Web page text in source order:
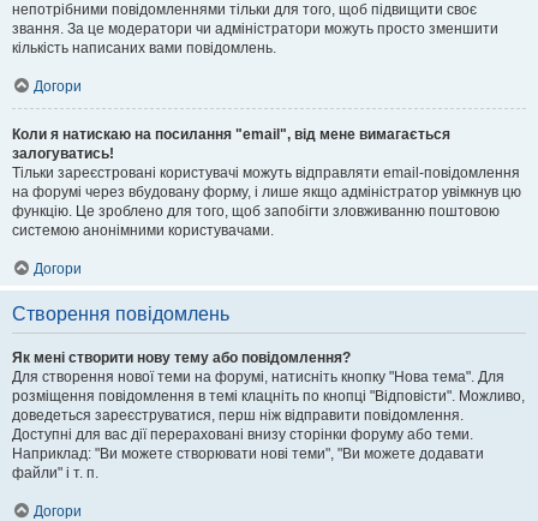
непотрібними повідомленнями тільки для того, щоб підвищити своє
звання. За це модератори чи адміністратори можуть просто зменшити
кількість написаних вами повідомлень.
Догори
Коли я натискаю на посилання "email", від мене вимагається
залогуватись!
Тільки зареєстровані користувачі можуть відправляти email-повідомлення
на форумі через вбудовану форму, і лише якщо адміністратор увімкнув цю
функцію. Це зроблено для того, щоб запобігти зловживанню поштовою
системою анонімними користувачами.
Догори
Створення повідомлень
Як мені створити нову тему або повідомлення?
Для створення нової теми на форумі, натисніть кнопку "Нова тема". Для
розміщення повідомлення в темі клацніть по кнопці "Відповісти". Можливо,
доведеться зареєструватися, перш ніж відправити повідомлення.
Доступні для вас дії перераховані внизу сторінки форуму або теми.
Наприклад: "Ви можете створювати нові теми", "Ви можете додавати
файли" і т. п.
Догори